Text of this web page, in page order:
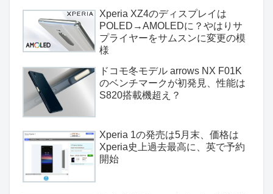
Xperia XZ4のディスプレイは
POLED→AMOLEDに？やはりサ
プライヤーをサムスンに変更の模
様
ドコモ冬モデル arrows NX F01K
のベンチマークが初発見、性能は
S820搭載機超え？
Xperia 1の発売は5月末、価格は
Xperia史上過去最高に、英で予約
開始